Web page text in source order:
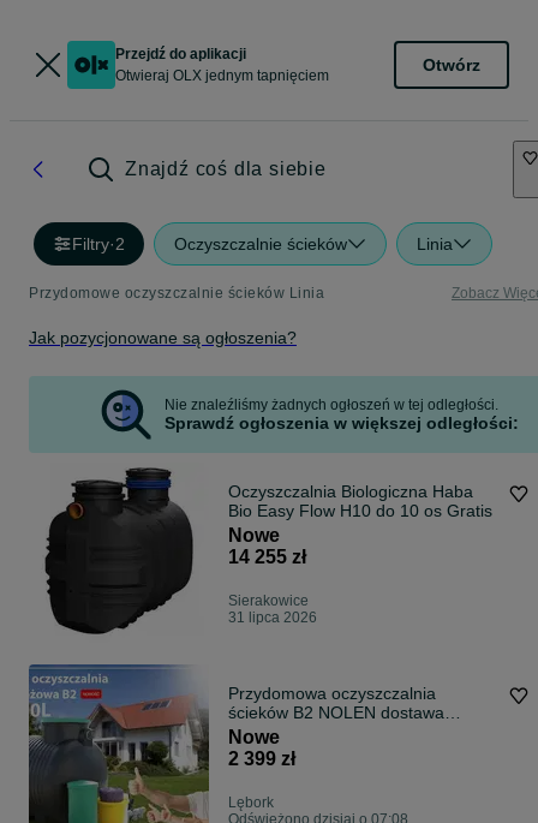
Przejdź do aplikacji
Otwieraj OLX jednym tapnięciem
Otwórz
Znajdź coś dla siebie
Filtry·2 Oczyszczalnie ścieków Linia
Przydomowe oczyszczalnie ścieków Linia Zobacz
Jak pozycjonowane są ogłoszenia?
Nie znaleźliśmy żadnych ogłoszeń w tej odległości.
Sprawdź ogłoszenia w większej odległości:
Oczyszczalnia Biologiczna Haba
Bio Easy Flow H10 do 10 os Gratis
Nowe
14 255 zł
Sierakowice
31 lipca 2026
Przydomowa oczyszczalnia
ścieków B2 NOLEN dostawa
GRATIS
Nowe
2 399 zł
Lębork
Odświeżono dzisiaj o 07:08